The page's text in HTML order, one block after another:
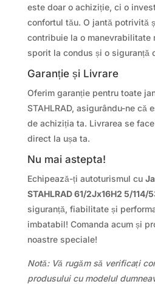
este doar o achiziție, ci o
confortul tău. O jantă potrivită
contribuie la o manevrabilitate
sporit la condus și o siguranță
Garanție și Livrare
Oferim garanție pentru toate
STAHLRAD, asigurându-ne că
de achiziția ta. Livrarea se
direct la ușa ta.
Nu mai astepta!
Echipează-ți autoturismul cu
STAHLRAD 61/2Jx16H2 5/114/
siguranță, fiabilitate și
imbatabil! Comanda acum și
noastre speciale!
Notă: Vă rugăm să verificați
produsului cu modelul